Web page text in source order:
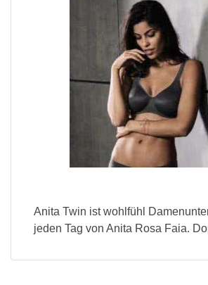
Anita Twin ist wohlfühl
jeden Tag von Anita Rosa Faia.